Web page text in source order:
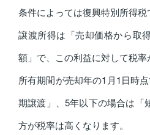
条件によっては復興特別所得税
譲渡所得は「売却価格から取
額」で、この利益に対して税率
所有期間が売却年の1月1日時
期譲渡」、5年以下の場合は「
方が税率は高くなります。